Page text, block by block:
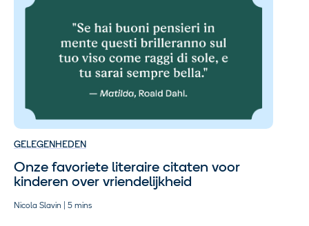
GELEGENHEDEN
Onze favoriete literaire citaten voor
kinderen over vriendelijkheid
Nicola Slavin | 5 mins